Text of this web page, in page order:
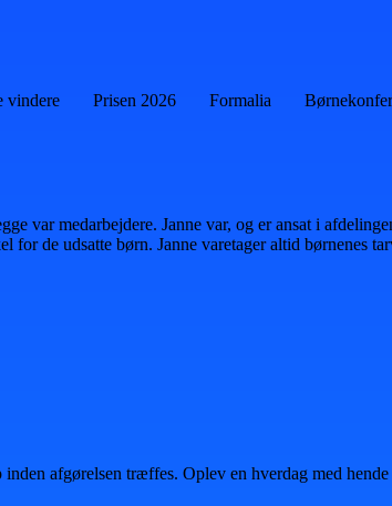
vindere Prisen 2026 Formalia
var medarbejdere. Janne var, og er ansat i
de udsatte børn. Janne varetager altid børnenes
afgørelsen træffes. Oplev en hverdag med